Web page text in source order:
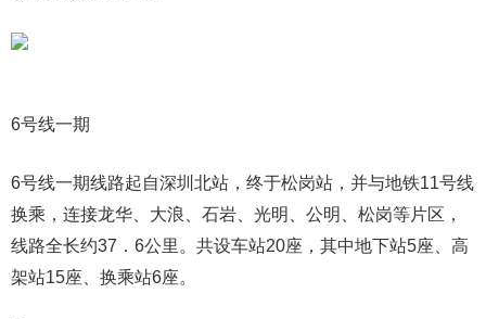
6号线一期
6号线一期线路起自深圳北站，终于松岗站，并与地铁11号线
换乘，连接龙华、大浪、石岩、光明、公明、松岗等片区，
线路全长约37．6公里。共设车站20座，其中地下站5座、高
架站15座、换乘站6座。